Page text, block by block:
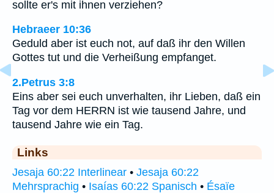
sollte er's mit ihnen verziehen?
Hebraeer 10:36
Geduld aber ist euch not, auf daß ihr den Willen
Gottes tut und die Verheißung empfanget.
2.Petrus 3:8
Eins aber sei euch unverhalten, ihr Lieben, daß ein
Tag vor dem HERRN ist wie tausend Jahre, und
tausend Jahre wie ein Tag.
Links
Jesaja 60:22 Interlinear • Jesaja 60:22
Mehrsprachig • Isaías 60:22 Spanisch • Ésaïe